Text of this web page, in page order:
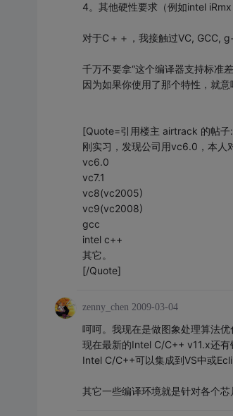
4。其他硬性要求（例如intel
对于C＋＋，我接触过VC, GCC,
千万不要拿“这个编译器支持标准
因为如果你使用了那个特性，就
[Quote=引用楼主 airtrack 的帖子
刚实习，发现公司用vc6.0，本人
vc6.0
vc7.1
vc8(vc2005)
vc9(vc2008)
gcc
intel c++
其它。
[/Quote]
zenny_chen 2009-03-04
呵呵。我现在是做图象处理算法优
现在最新的Intel C/C++ v11.x还
Intel C/C++可以集成到VS中或
其它一些编译环境就是针对各个